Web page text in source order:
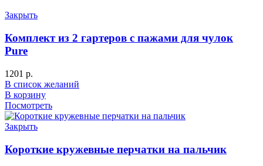
Закрыть
Комплект из 2 гартеров с пажами для чулок
Pure
1201 р.
В список желаний
В корзину
Посмотреть
Закрыть
Короткие кружевные перчатки на пальчик